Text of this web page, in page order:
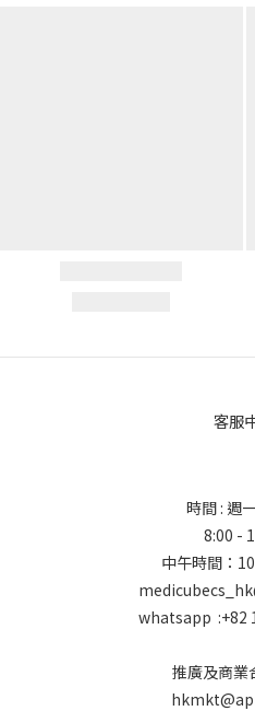
客服
時間 : 週
8:00 -
中午時間：
whatsapp :+82
推廣及商業